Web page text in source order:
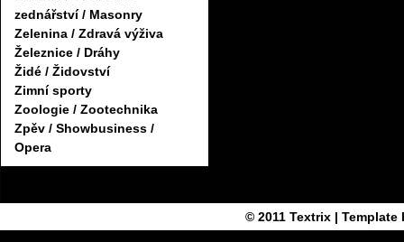
zednářství / Masonry
Zelenina / Zdravá výživa
Železnice / Dráhy
Židé / Židovství
Zimní sporty
Zoologie / Zootechnika
Zpěv / Showbusiness /
Opera
© 2011 Textrix| Template